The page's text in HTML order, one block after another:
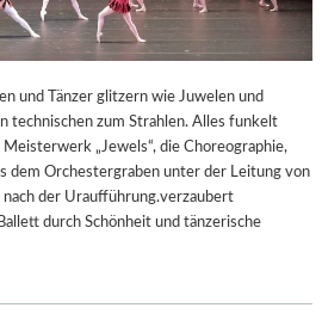
und Tänzer glitzern wie Juwelen und
technischen zum Strahlen. Alles funkelt
„Jewels“, die Choreographie,
dem Orchestergraben unter der Leitung von
nach der Uraufführung.verzaubert
durch Schönheit und tänzerische